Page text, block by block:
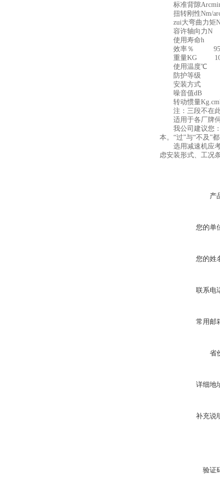
标准背隙
扭转刚性
zui大弯曲
容许轴向
使用寿命
效率％
重量KG
使用温度℃
防护等
安装方式
噪音值
转动惯量
注：三段不在此
适用于各厂牌
我公司建议您：
本。“过”与“不及”
选用减速机应考
虑安装形式、工况
产
您的单
您的姓
联系电
常用邮
省
详细地
补充说
验证